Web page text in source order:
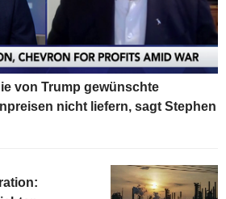
von Trump gewünschte
nicht liefern, sagt Stephen